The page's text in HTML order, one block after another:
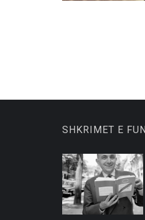
SHKRIMET E